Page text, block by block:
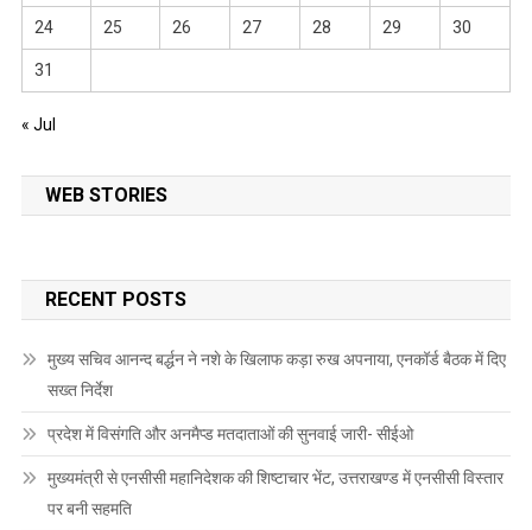
24 25 26 27 28 29 30
31
« Jul
WEB STORIES
RECENT POSTS
मुख्य सचिव आनन्द बर्द्धन ने नशे के खिलाफ कड़ा रुख अपनाया, एनकॉर्ड बैठक में दिए
सख्त निर्देश
प्रदेश में विसंगति और अनमैप्ड मतदाताओं की सुनवाई जारी- सीईओ
मुख्यमंत्री से एनसीसी महानिदेशक की शिष्टाचार भेंट, उत्तराखण्ड में एनसीसी विस्तार
पर बनी सहमति